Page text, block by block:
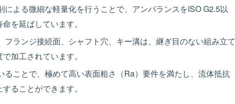
よる微細な軽量化を行うことで、アンバランスをISO G2.5以
を延ばしています。
ランジ接続面、シャフト穴、キー溝は、継ぎ目のない組み立て
加工されています。
ことで、極めて高い表面粗さ（Ra）要件を満たし、流体抵抗
ることができます。